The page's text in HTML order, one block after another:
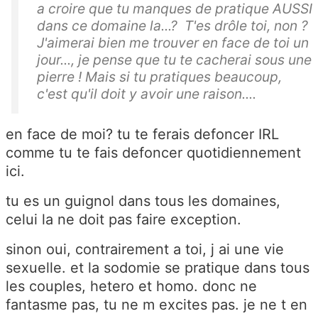
a croire que tu manques de pratique AUSSI
dans ce domaine la...? T'es drôle toi, non ?
J'aimerai bien me trouver en face de toi un
jour..., je pense que tu te cacherai sous une
pierre ! Mais si tu pratiques beaucoup,
c'est qu'il doit y avoir une raison....
en face de moi? tu te ferais defoncer IRL
comme tu te fais defoncer quotidiennement
ici.
tu es un guignol dans tous les domaines,
celui la ne doit pas faire exception.
sinon oui, contrairement a toi, j ai une vie
sexuelle. et la sodomie se pratique dans tous
les couples, hetero et homo. donc ne
fantasme pas, tu ne m excites pas. je ne t en